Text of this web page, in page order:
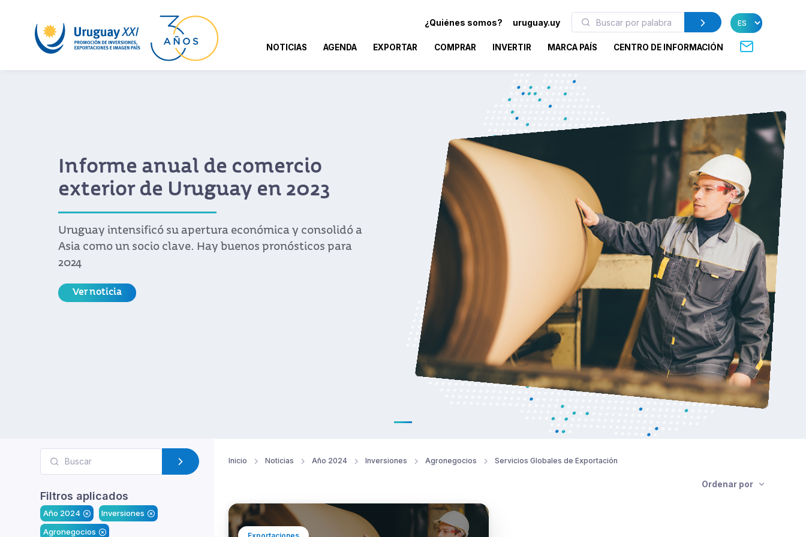
¿Quiénes somos? uruguay.uy
NOTICIAS AGENDA EXPORTAR COMPRAR INVERTIR MARCA PAÍS CENTRO DE INFORMACIÓN
Informe anual de comercio
exterior de Uruguay en 2023
Uruguay intensificó su apertura económica y consolidó a
Asia como un socio clave. Hay buenos pronósticos para
2024
Ver noticia
Filtros aplicados
Año 2024
Inversiones
Agronegocios
Inicio Noticias Año 2024 Inversiones Agronegocios Servicios Globales de Exportación
Ordenar por